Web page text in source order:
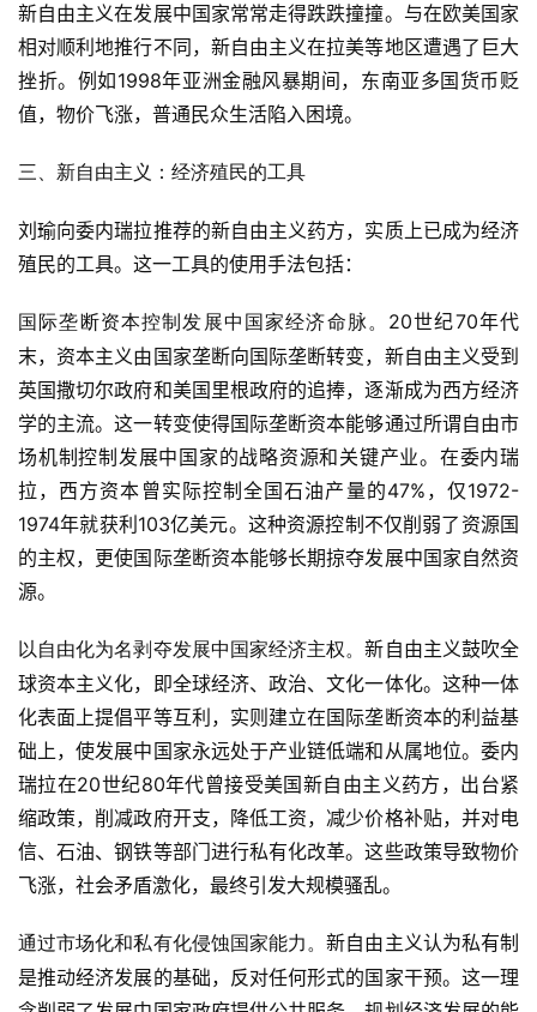
首
页
新自由主义在发展中国家常常走得跌跌撞撞。与在欧美国家
相对顺利地推行不同，新自由主义在拉美等地区遭遇了巨大
挫折。例如1998年亚洲金融风暴期间，东南亚多国货币贬
值，物价飞涨，普通民众生活陷入困境。
三、新自由主义：经济殖民的工具
刘瑜向委内瑞拉推荐的新自由主义药方，实质上已成为经济
殖民的工具。这一工具的使用手法包括：
国际垄断资本控制发展中国家经济命脉。 20世纪70年代
末，资本主义由国家垄断向国际垄断转变，新自由主义受到
英国撒切尔政府和美国里根政府的追捧，逐渐成为西方经济
学的主流。这一转变使得国际垄断资本能够通过所谓自由市
场机制控制发展中国家的战略资源和关键产业。在委内瑞
拉，西方资本曾实际控制全国石油产量的47%，仅1972-
1974年就获利103亿美元。这种资源控制不仅削弱了资源国
的主权，更使国际垄断资本能够长期掠夺发展中国家自然资
源。
以自由化为名剥夺发展中国家经济主权。新自由主义鼓吹全
球资本主义化，即全球经济、政治、文化一体化。这种一体
化表面上提倡平等互利，实则建立在国际垄断资本的利益基
础上，使发展中国家永远处于产业链低端和从属地位。委内
瑞拉在20世纪80年代曾接受美国新自由主义药方，出台紧
缩政策，削减政府开支，降低工资，减少价格补贴，并对电
信、石油、钢铁等部门进行私有化改革。这些政策导致物价
飞涨，社会矛盾激化，最终引发大规模骚乱。
通过市场化和私有化侵蚀国家能力。新自由主义认为私有制
是推动经济发展的基础，反对任何形式的国家干预。这一理